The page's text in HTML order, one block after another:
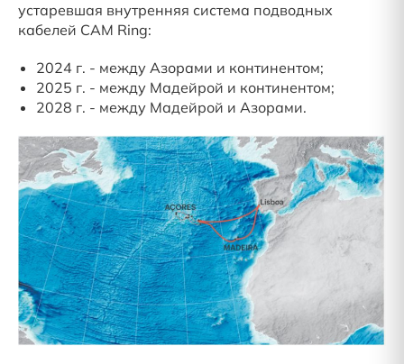
устаревшая внутренняя система подводных
кабелей CAM Ring:
2024 г. - между Азорами и континентом;
2025 г. - между Мадейрой и континентом;
2028 г. - между Мадейрой и Азорами.